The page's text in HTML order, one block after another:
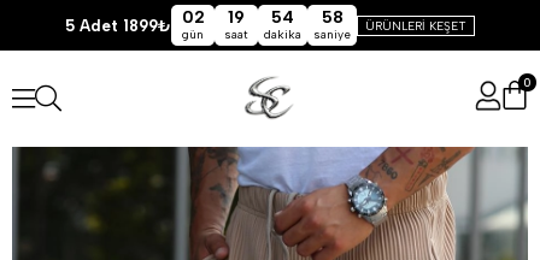
5 Adet 1899₺ 02
gün
19
saat
54
dakika
58
saniye
ÜRÜNLERİ KEŞET
0